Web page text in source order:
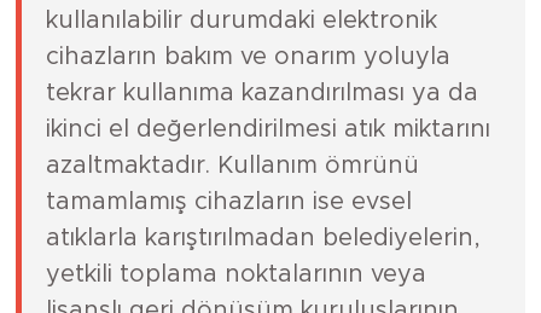
kullanılabilir durumdaki elektronik
cihazların bakım ve onarım yoluyla
tekrar kullanıma kazandırılması ya da
ikinci el değerlendirilmesi atık miktarını
azaltmaktadır. Kullanım ömrünü
tamamlamış cihazların ise evsel
atıklarla karıştırılmadan belediyelerin,
yetkili toplama noktalarının veya